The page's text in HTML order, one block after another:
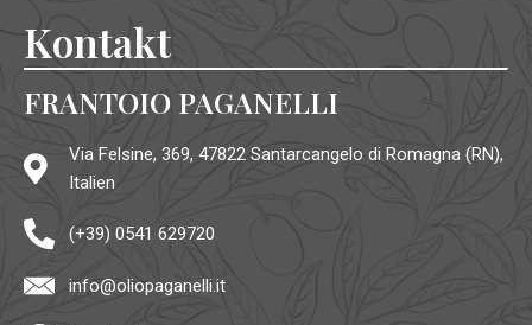
Kontakt
FRANTOIO PAGANELLI
Via Felsine, 369, 47822 Santarcangelo di Romagna (RN),
Italien
(+39) 0541 629720
info@oliopaganelli.it